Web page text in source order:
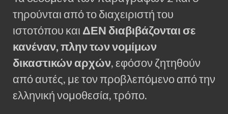
τηρούνται από το διαχειριστή του
ιστοτόπου και ΔΕΝ διαβιβάζονται σε
κανέναν, πλην των νομίμων
δικαστικών αρχών, εφόσον ζητηθούν
από αυτές, με τον προβλεπόμενο από την
ελληνική νομοθεσία, τρόπο.